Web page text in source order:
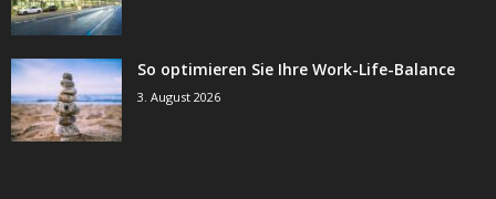
So optimieren Sie Ihre Work-Life-Balance
3. August 2026